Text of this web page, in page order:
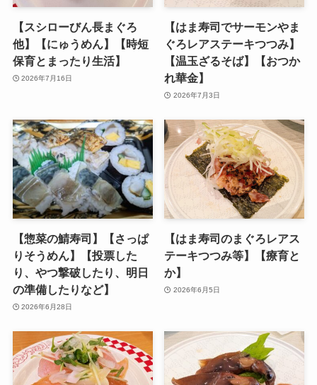
【スシローびん長まぐろ
他】【にゅうめん】【時短
保育とまったり生活】
2026年7月16日
【はま寿司でサーモンやま
ぐろレアステーキつつみ】
【温玉ざるそば】【おつか
れ華金】
2026年7月3日
【惣菜の鯖寿司】【さっぱ
りそうめん】【投票した
り、やつ撃破したり、明日
の準備したりなど】
2026年6月28日
【はま寿司のまぐろレアス
テーキつつみ等】【療育と
か】
2026年6月5日